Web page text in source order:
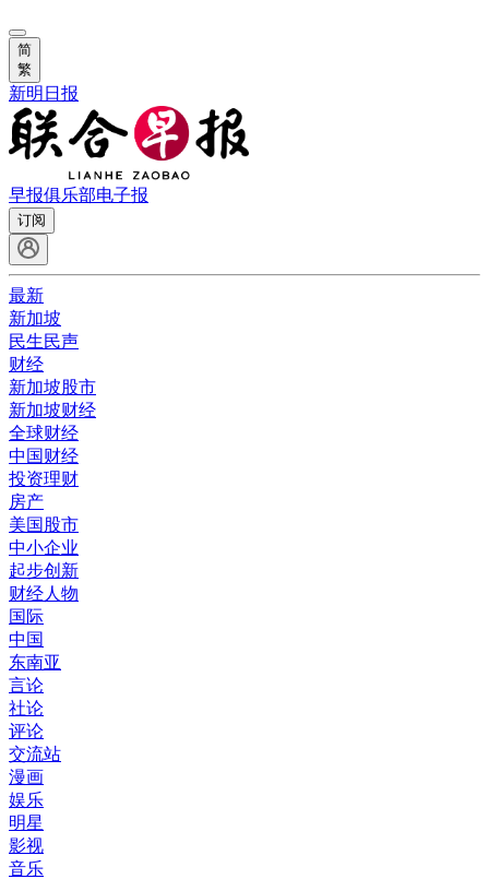
简
繁
新明日报
早报俱乐部电子报
订阅
最新
新加坡
民生民声
财经
新加坡股市
新加坡财经
全球财经
中国财经
投资理财
房产
美国股市
中小企业
起步创新
财经人物
国际
中国
东南亚
言论
社论
评论
交流站
漫画
娱乐
明星
影视
音乐